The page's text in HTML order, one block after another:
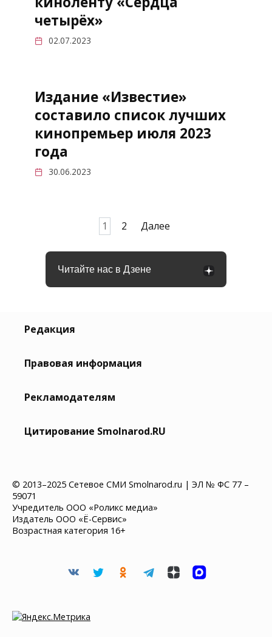
четырёх»
02.07.2023
Издание «Известие»
составило список лучших
кинопремьер июля 2023
года
30.06.2023
1 2 Далее
Читайте нас в Дзене
Редакция
Правовая информация
Рекламодателям
Цитирование Smolnarod.RU
© 2013–2025 Сетевое СМИ Smolnarod.ru | ЭЛ № ФС 77 –
59071
Учредитель ООО «Роликс медиа»
Издатель ООО «Ё-Сервис»
Возрастная категория 16+